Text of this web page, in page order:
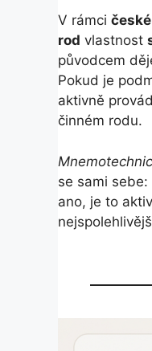
V rámci
rod vlastnost
původcem
Pokud je
aktivně
činném rodu.
se sami sebe:
ano, je to